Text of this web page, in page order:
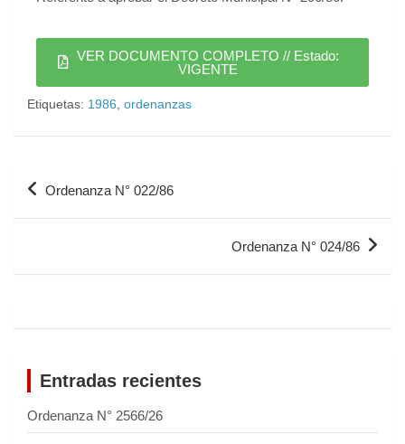
VER DOCUMENTO COMPLETO // Estado:
VIGENTE
Etiquetas: 1986 ordenanzas
Ordenanza N° 022/86
Ordenanza N° 024/86
Entradas recientes
Ordenanza N° 2566/26